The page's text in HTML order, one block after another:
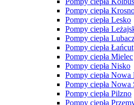
Pompy ciepła
Pompy ciepła Lesko
Pompy ciepła
Pompy ciepła
Pompy ciepła Łańcut
Pompy ciepła Mielec
Pompy ciepła Nisko
Pompy ciepła Nowa
Pompy ciepła Nowa
Pompy ciepła Pilzno
Pompy ciepła